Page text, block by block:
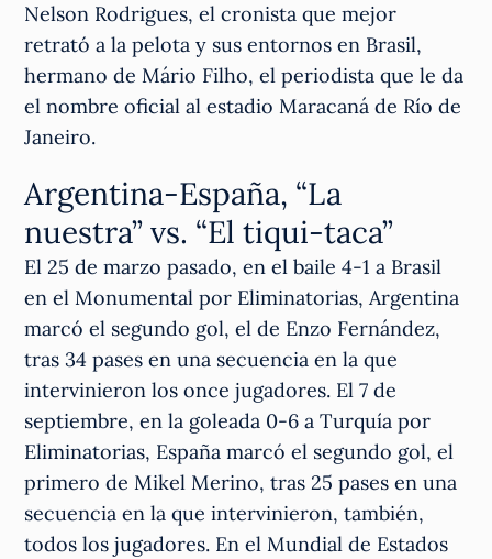
Nelson Rodrigues, el cronista que mejor
retrató a la pelota y sus entornos en Brasil,
hermano de Mário Filho, el periodista que le da
el nombre oficial al estadio Maracaná de Río de
Janeiro.
Argentina-España, “La
nuestra” vs. “El tiqui-taca”
El 25 de marzo pasado, en el baile 4-1 a Brasil
en el Monumental por Eliminatorias, Argentina
marcó el segundo gol, el de Enzo Fernández,
tras 34 pases en una secuencia en la que
intervinieron los once jugadores. El 7 de
septiembre, en la goleada 0-6 a Turquía por
Eliminatorias, España marcó el segundo gol, el
primero de Mikel Merino, tras 25 pases en una
secuencia en la que intervinieron, también,
todos los jugadores. En el Mundial de Estados